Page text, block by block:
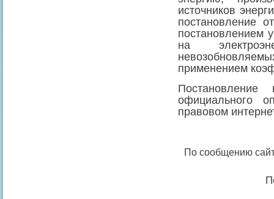
источников
постановлением
на
применением
официального
правовом
По сообщению